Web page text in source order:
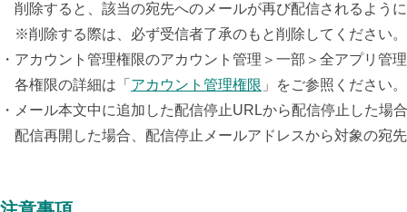
削除すると、該当の宛先へのメールが再び配信されるよう
※削除する際は、必ず受信者了承のもと削除してください。
・ アカウント管理権限のアカウント管理＞一部＞全アプリ管
各権限の詳細は「 アカウント管理権限 」をご参照ください。
・メール本文中に追加した配信停止URLから配信停止した
配信再開した場合、配信停止メールアドレスから対象の宛